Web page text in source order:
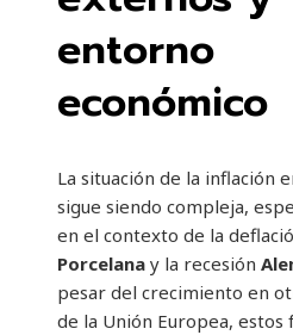
entorno
económico
La situación de la inflación
sigue siendo compleja,
en el contexto de la
Porcelana y la recesión
pesar del crecimiento en
de la Unión Europea, estos